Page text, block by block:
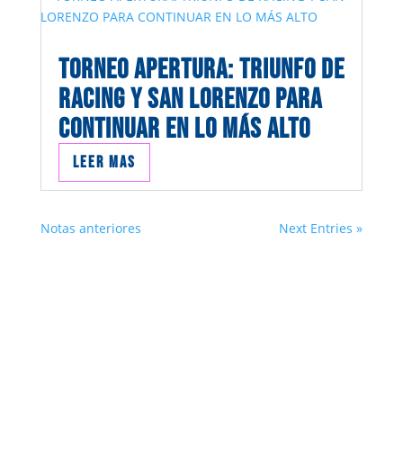
TORNEO APERTURA: TRIUNFO DE
RACING Y SAN LORENZO PARA
CONTINUAR EN LO MÁS ALTO
Leer mas
Notas anteriores Next Entries »